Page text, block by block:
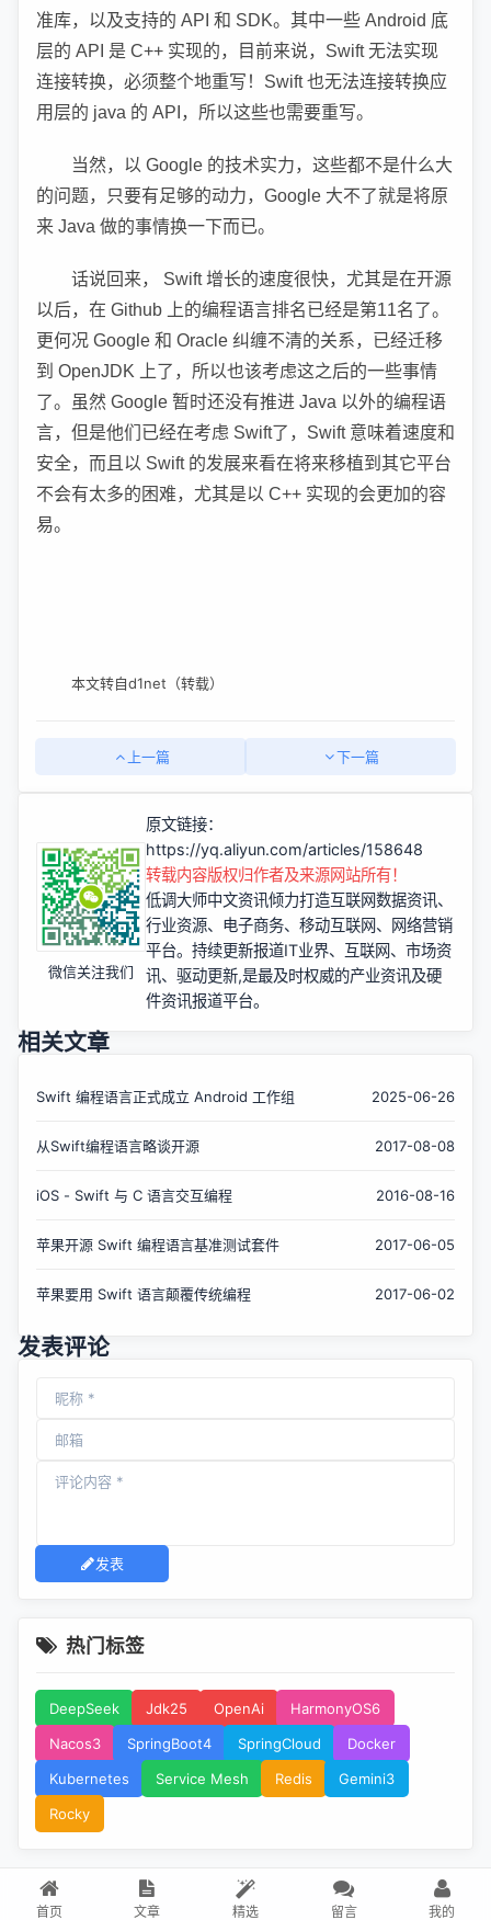
首页 文章 精选 留言 我的
准库，以及支持的 API 和 SDK。其中一些 Android 底
层的 API 是 C++ 实现的，目前来说，Swift 无法实现
连接转换，必须整个地重写！Swift 也无法连接转换应
用层的 java 的 API，所以这些也需要重写。
当然，以 Google 的技术实力，这些都不是什么大
的问题，只要有足够的动力，Google 大不了就是将原
来 Java 做的事情换一下而已。
话说回来， Swift 增长的速度很快，尤其是在开源
以后，在 Github 上的编程语言排名已经是第11名了。
更何况 Google 和 Oracle 纠缠不清的关系，已经迁移
到 OpenJDK 上了，所以也该考虑这之后的一些事情
了。虽然 Google 暂时还没有推进 Java 以外的编程语
言，但是他们已经在考虑 Swift了，Swift 意味着速度和
安全，而且以 Swift 的发展来看在将来移植到其它平台
不会有太多的困难，尤其是以 C++ 实现的会更加的容
易。
本文转自d1net（转载）
上一篇 下一篇
微信关注我们
原文链接：
https://yq.aliyun.com/articles/158648
转载内容版权归作者及来源网站所有！
低调大师中文资讯倾力打造互联网数据资讯、
行业资源、电子商务、移动互联网、网络营销
平台。持续更新报道IT业界、互联网、市场资
讯、驱动更新,是最及时权威的产业资讯及硬
件资讯报道平台。
相关文章
Swift 编程语言正式成立 Android 工作组 2025-06-26
从Swift编程语言略谈开源 2017-08-08
iOS - Swift 与 C 语言交互编程 2016-08-16
苹果开源 Swift 编程语言基准测试套件 2017-06-05
苹果要用 Swift 语言颠覆传统编程 2017-06-02
发表评论
发表
热门标签
DeepSeek Jdk25 OpenAi
HarmonyOS6
Nacos3
SpringBoot4 SpringCloud
Docker
Kubernetes
Service Mesh Redis
Gemini3
Rocky